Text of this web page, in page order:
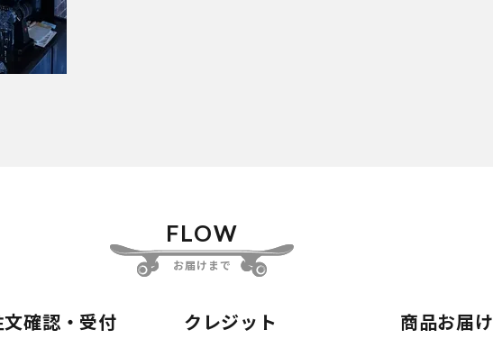
FLOW
お届けまで
確認・受付 クレジット 商品お届け